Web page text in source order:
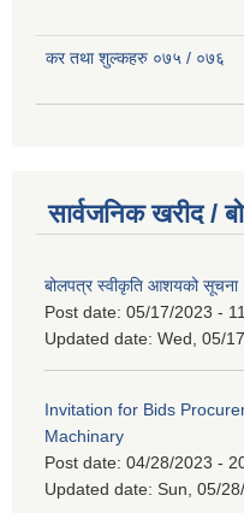
कर तथा शुल्कहरु ०७५ / ०७६
सार्वजनिक खरीद /
बोलपत्र स्वीकृति आशयको सूचना
Post date: 05/17/2023 -
Updated date: Wed, 05/
Invitation for Bids
Machinary
Post date: 04/28/2023 -
Updated date: Sun, 05/